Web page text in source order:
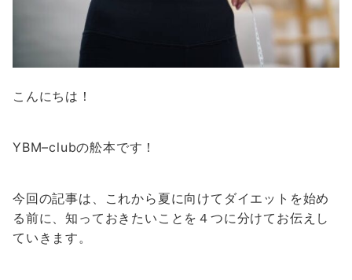
こんにちは！
YBM–clubの舩本です！
今回の記事は、これから夏に向けてダイエットを始め
る前に、知っておきたいことを４つに分けてお伝えし
ていきます。